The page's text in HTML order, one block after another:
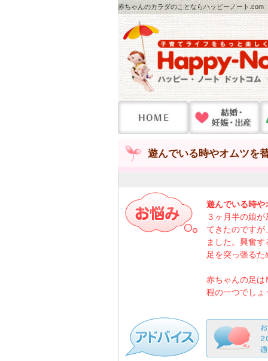
赤ちゃんのカラダのことならハッピーノート.com
遊んでいる時やオムツを
遊んでいる時や
３ヶ月半の娘
てきたのですが
ました。興奮
足を突っ張るた
赤ちゃんの足は
程の一つでしょ